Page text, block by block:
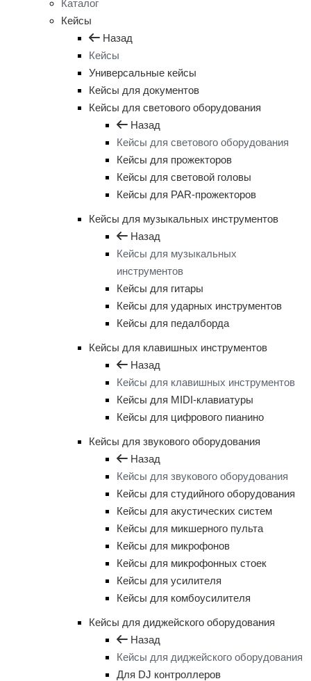
Каталог
Кейсы
Назад
Кейсы
Универсальные кейсы
Кейсы для документов
Кейсы для светового оборудования
Назад
Кейсы для светового оборудования
Кейсы для прожекторов
Кейсы для световой головы
Кейсы для PAR-прожекторов
Кейсы для музыкальных инструментов
Назад
Кейсы для музыкальных
инструментов
Кейсы для гитары
Кейсы для ударных инструментов
Кейсы для педалборда
Кейсы для клавишных инструментов
Назад
Кейсы для клавишных инструментов
Кейсы для MIDI-клавиатуры
Кейсы для цифрового пианино
Кейсы для звукового оборудования
Назад
Кейсы для звукового оборудования
Кейсы для студийного оборудования
Кейсы для акустических систем
Кейсы для микшерного пульта
Кейсы для микрофонов
Кейсы для микрофонных стоек
Кейсы для усилителя
Кейсы для комбоусилителя
Кейсы для диджейского оборудования
Назад
Кейсы для диджейского оборудования
Для DJ контроллеров